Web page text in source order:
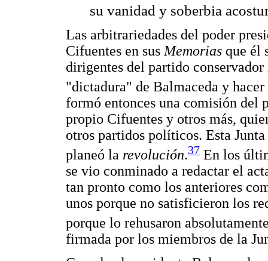
su vanidad y soberbia
Las arbitrariedades del poder
Cifuentes en susMemorias que él
dirigentes del partido
"dictadura" de Balmaceda y
formó entonces una comisión del
propio Cifuentes y otros más,
otros partidos políticos. Esta
planeó la revolución.37 En los
se vio conminado a redactar el
tan pronto como los anteriores
unos porque no satisficieron los
porque lo rehusaron
firmada por los miembros de la